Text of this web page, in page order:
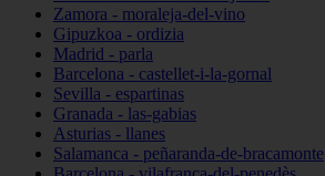
Zamora - moraleja-del-vino
Gipuzkoa - ordizia
Madrid - parla
Barcelona - castellet-i-la-gornal
Sevilla - espartinas
Granada - las-gabias
Asturias - llanes
Salamanca - peñaranda-de-bracamonte